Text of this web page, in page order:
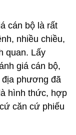
cán bộ là rất
nhiều chiều,
quan. Lấy
giá cán bộ,
phương đã
hình thức, hợp
căn cứ phiếu